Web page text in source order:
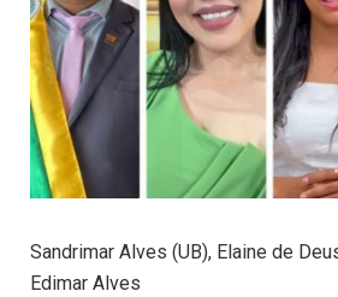
Sandrimar Alves (UB), Elaine de
Edimar Alves